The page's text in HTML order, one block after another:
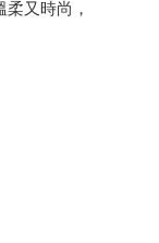
柔又時尚，